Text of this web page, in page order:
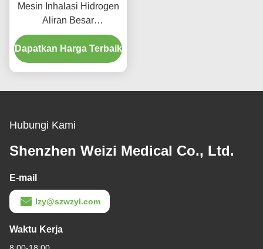
Mesin Inhalasi Hidrogen
Aliran Besar
Meningkatkan Kekebalan
3000ml
Dapatkan Harga Terbaik
Hubungi Kami
Shenzhen Weizi Medical Co., Ltd.
E-mail
lzy@szwzyl.com
Waktu Kerja